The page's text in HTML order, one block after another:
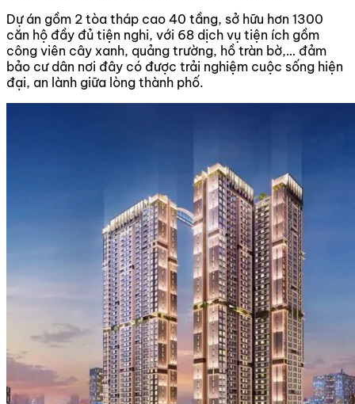
Dự án gồm 2 tòa tháp cao 40 tầng, sở hữu hơn 1300
căn hộ đầy đủ tiện nghi, với 68 dịch vụ tiện ích gồm
công viên cây xanh, quảng trường, hồ tràn bờ,… đảm
bảo cư dân nơi đây có được trải nghiệm cuộc sống hiện
đại, an lành giữa lòng thành phố.